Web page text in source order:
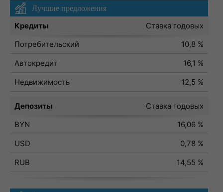
Лучшие предложения
Кредиты
Ставка годовых
Потребительский
10,8 %
Автокредит
16,1 %
Недвижимость
12,5 %
Депозиты
Ставка годовых
BYN
16,06 %
USD
0,78 %
RUB
14,55 %